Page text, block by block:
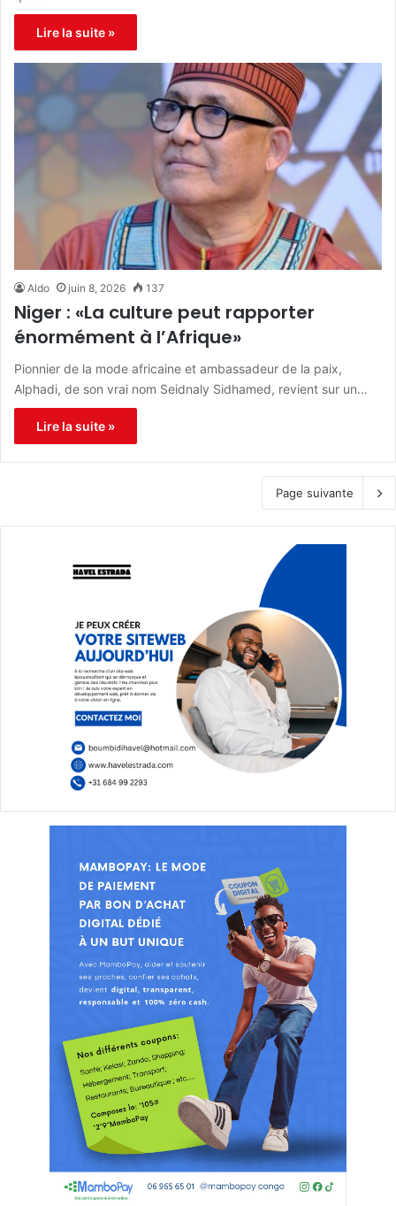
Lire la suite »
Aldo juin 8, 2026 137
Niger : «La culture peut rapporter
énormément à l’Afrique»
Pionnier de la mode africaine et ambassadeur de la paix,
Alphadi, de son vrai nom Seidnaly Sidhamed, revient sur un…
Lire la suite »
Page suivante